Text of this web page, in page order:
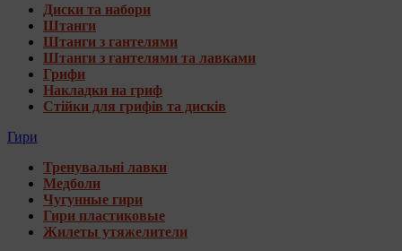
Диски та набори
Штанги
Штанги з гантелями
Штанги з гантелями та лавками
Грифи
Накладки на гриф
Стійки для грифів та дисків
Гири
Тренувальні лавки
Медболи
Чугунные гири
Гири пластиковые
Жилеты утяжелители